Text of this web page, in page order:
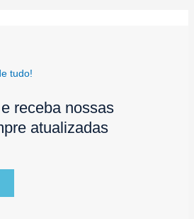
tudo!
receba nossas
atualizadas